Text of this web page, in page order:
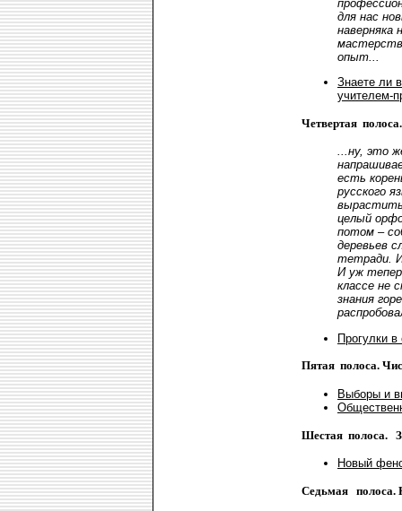
для нас
наверняка
опыт...
Знаете ли
учителем-
Четвертая
...ну, это
есть
русского
целый
потом –
деревьев
тетради.
И уж
классе не
знания
Прогулки
Пятая полоса.
Выборы и
Шестая полоса.
Новый
Седьмая полоса.